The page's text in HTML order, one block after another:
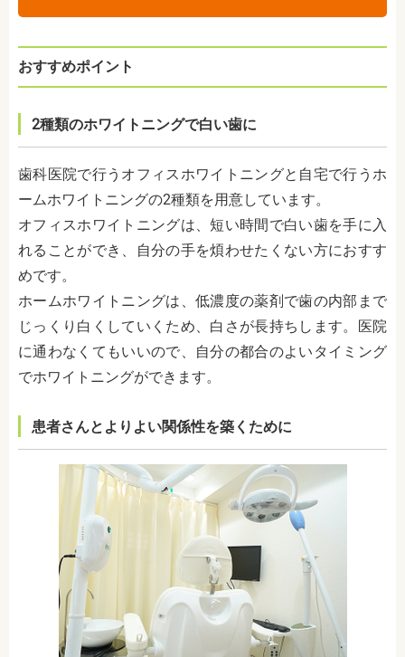
おすすめポイント
2種類のホワイトニングで白い歯に
歯科医院で行うオフィスホワイトニングと自宅で行うホ
ームホワイトニングの2種類を用意しています。
オフィスホワイトニングは、短い時間で白い歯を手に入
れることができ、自分の手を煩わせたくない方におすす
めです。
ホームホワイトニングは、低濃度の薬剤で歯の内部まで
じっくり白くしていくため、白さが長持ちします。医院
に通わなくてもいいので、自分の都合のよいタイミング
でホワイトニングができます。
患者さんとよりよい関係性を築くために